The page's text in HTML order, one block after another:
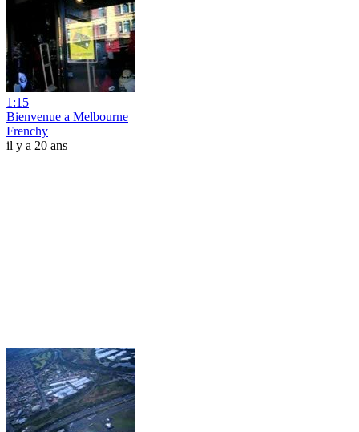
1:15
Bienvenue a Melbourne
Frenchy
il y a 20 ans